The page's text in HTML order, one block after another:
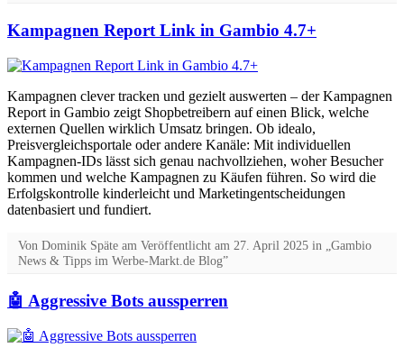
Kampagnen Report Link in Gambio 4.7+
Kampagnen clever tracken und gezielt auswerten – der Kampagnen
Report in Gambio zeigt Shopbetreibern auf einen Blick, welche
externen Quellen wirklich Umsatz bringen. Ob idealo,
Preisvergleichsportale oder andere Kanäle: Mit individuellen
Kampagnen-IDs lässt sich genau nachvollziehen, woher Besucher
kommen und welche Kampagnen zu Käufen führen. So wird die
Erfolgskontrolle kinderleicht und Marketingentscheidungen
datenbasiert und fundiert.
Von Dominik Späteam Veröffentlicht am 27. April 2025in „Gambio
News & Tipps im Werbe-Markt.de Blog”
🤖 Aggressive Bots aussperren